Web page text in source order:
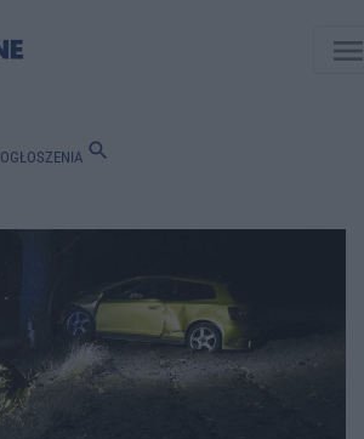
OGŁOSZENIA search